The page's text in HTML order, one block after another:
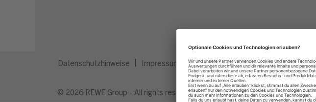
Datenschutzhinweise Impressum Privatsphäre-Einstellungen
© 2026 REWE Group - All rights reserved